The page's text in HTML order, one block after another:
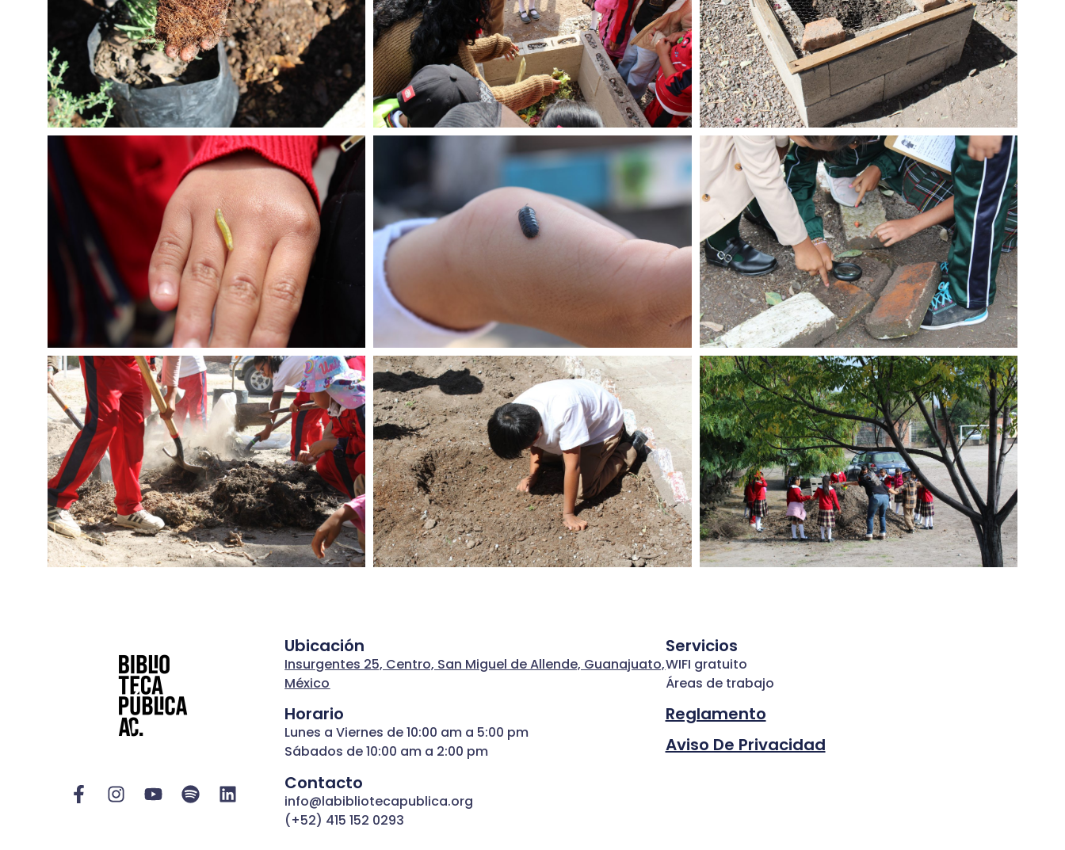
Ubicación
Insurgentes 25, Centro, San Miguel de Allende, Guanajuato,
México
Horario
Lunes a Viernes de 10:00 am a 5:00 pm
Sábados de 10:00 am a 2:00 pm
Contacto
info@labibliotecapublica.org
(+52) 415 152 0293
Servicios
WIFI gratuito
Áreas de trabajo
Reglamento
Aviso De Privacidad